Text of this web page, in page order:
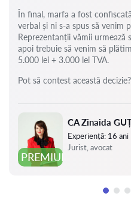
PREMIUM
CA Zinaida
Experiență: 16 ani
Jurist, avocat
În final, marfa a fost
verbal și ni s-a spus să venim
Reprezentanții vămii urmează
apoi trebuie să venim să
5.000 lei + 3.000 lei TVA.
Pot să contest această decizie?